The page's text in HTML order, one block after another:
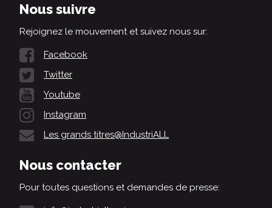
Nous suivre
Rejoignez le mouvement et suivez nous sur:
Facebook
Twitter
Youtube
Instagram
Les grands titres@IndustriALL
Nous contacter
Pour toutes questions et demandes de presse: